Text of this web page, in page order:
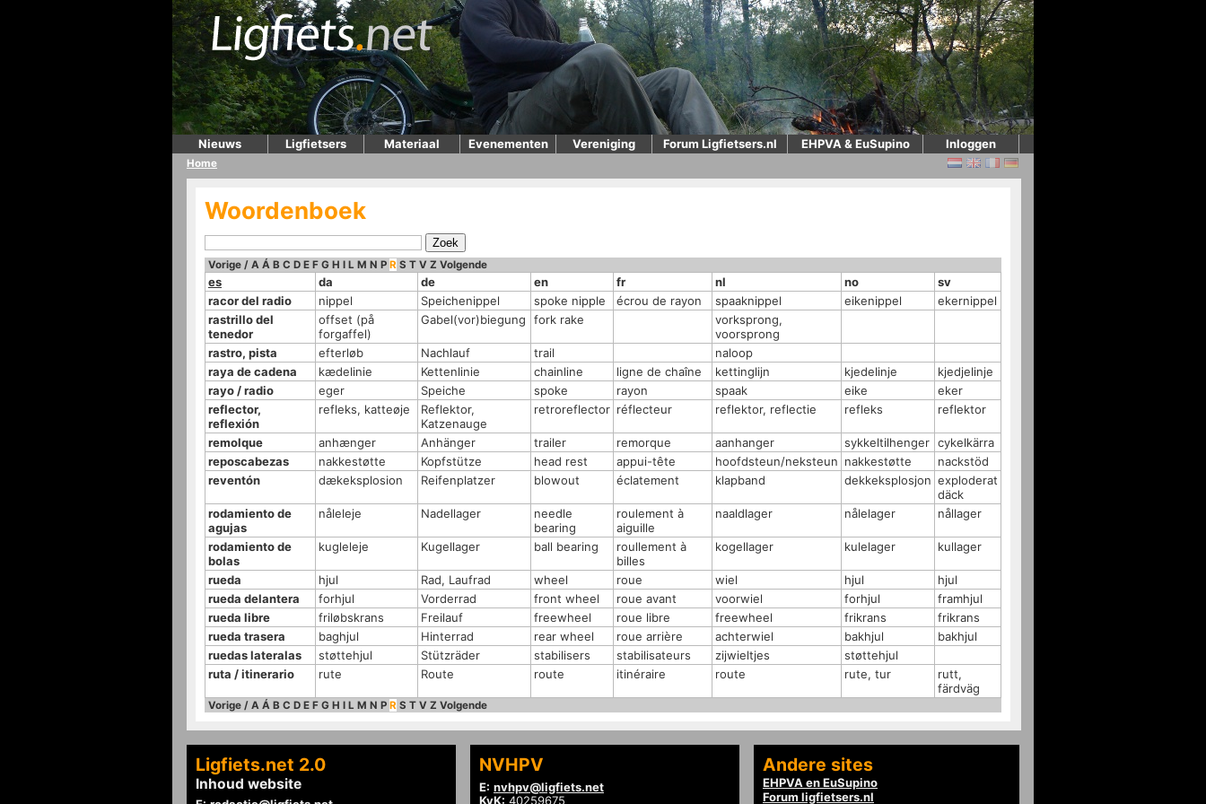
Nieuws Ligfietsers Materiaal Evenementen Vereniging Forum Ligfietsers.nl EHPVA & EuSupino Inloggen
Home
Woordenboek
Vorige / A Á B C D E F G H I L M N P R S T V Z Volgende
es da de en fr nl no
sv
racor del radio
nippel Speichenippel spoke nipple écrou de rayon spaaknippel eikenippel
ekernippel
rastrillo del
tenedor
offset (på
forgaffel)
Gabel(vor)biegung fork rake
vorksprong,
voorsprong
rastro, pista
efterløb Nachlauf trail
naloop
raya de cadena
kædelinie Kettenlinie chainline ligne de chaîne kettinglijn kjedelinje
kjedjelinje
rayo / radio
eger Speiche spoke rayon spaak eike
eker
reflector,
reflexión
refleks, katteøje
Reflektor,
Katzenauge
retroreflector réflecteur reflektor, reflectie refleks reflektor
remolque anhænger Anhänger trailer remorque aanhanger sykkeltilhenger cykelkärra
reposcabezas
nakkestøtte Kopfstütze head rest appui-tête hoofdsteun/neksteun nakkestøtte
nackstöd
reventón
dækeksplosion Reifenplatzer blowout éclatement klapband dekkeksplosjon exploderat
däck
rodamiento de
agujas
nåleleje Nadellager
needle
bearing
roulement à
aiguille
naaldlager nålelager nållager
rodamiento de
bolas
kugleleje Kugellager ball bearing
roullement à
billes
kogellager kulelager kullager
rueda hjul Rad, Laufrad wheel roue wiel hjul
hjul
rueda delantera
forhjul Vorderrad front wheel roue avant voorwiel forhjul
framhjul
rueda libre
friløbskrans Freilauf freewheel roue libre freewheel frikrans
frikrans
rueda trasera
baghjul Hinterrad rear wheel roue arrière achterwiel bakhjul
bakhjul
ruedas lateralas
støttehjul Stützräder stabilisers stabilisateurs zijwieltjes
støttehjul
ruta / itinerario
rute Route route itinéraire route rute, tur
rutt,
färdväg
Vorige / A Á B C D E F G H I L M N P R S T V Z Volgende
Ligfiets.net 2.0
Inhoud website
NVHPV
E: nvhpv@ligfiets.net
KvK: 40259675
Andere sites
EHPVA en EuSupino
Forum ligfietsers.nl